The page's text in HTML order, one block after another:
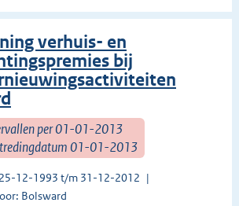
verhuis- en
bij
per 01-01-2013
01-01-2013
12-1993 t/m 31-12-2012
Bolsward